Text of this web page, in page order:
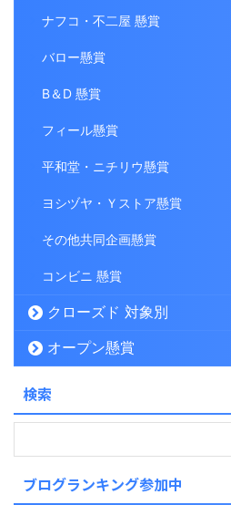
ナフコ・不二屋 懸賞
バロー懸賞
B＆D 懸賞
フィール懸賞
平和堂・ニチリウ懸賞
ヨシヅヤ・Ｙストア懸賞
その他共同企画懸賞
コンビニ 懸賞
クローズド 対象別
オープン懸賞
検索
ブログランキング参加中